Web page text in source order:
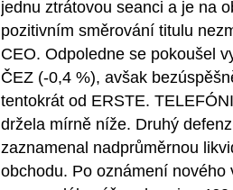
jednu ztrátovou seanci a je na
pozitivním směrování titulu
CEO. Odpoledne se pokoušel
ČEZ (-0,4 %), avšak
tentokrát od ERSTE.
držela mírně níže. Druhý
zaznamenal nadprůměrnou
obchodu. Po oznámení